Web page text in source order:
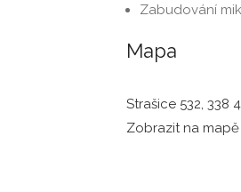
Zabudování
Mapa
Strašice 532, 338
Zobrazit na mapě